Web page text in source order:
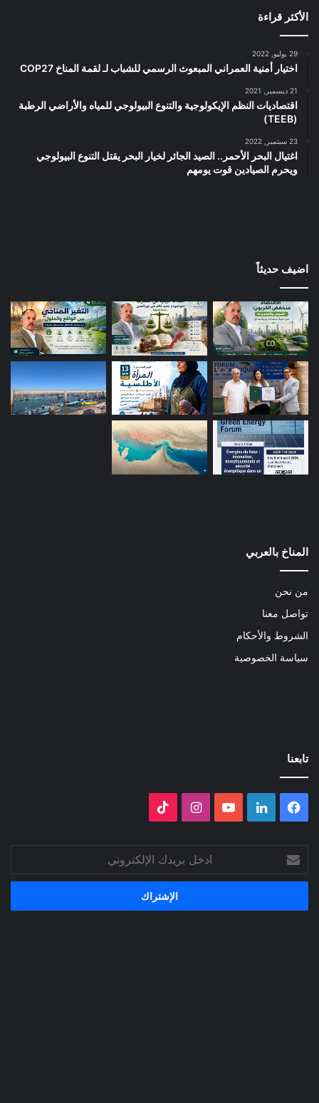
الأكثر قراءة
29 يوليو, 2022
اختيار أمنية العمراني المبعوث الرسمي للشباب لـ لقمة المناخ COP27
21 ديسمبر, 2021
اقتصاديات النظم الإيكولوجية والتنوع البيولوجي للمياه والأراضي الرطبة
(TEEB)
23 سبتمبر, 2022
اغتيال البحر الأحمر.. الصيد الجائر لخيار البحر يقتل التنوع البيولوجي
ويحرم الصيادين قوت يومهم
اضيف حديثاً
المناخ بالعربي
من نحن
تواصل معنا
الشروط والأحكام
سياسة الخصوصية
تابعنا
فيسبوك لينكدإن ‫YouTubeانستقرام
بريدك
الإلكتروني